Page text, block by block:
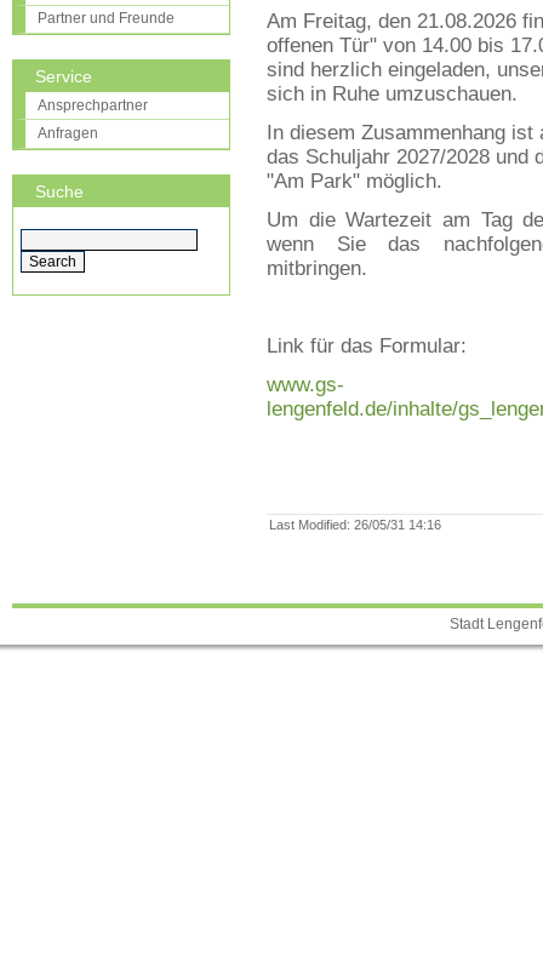
Partner und Freunde
Service
Ansprechpartner
Anfragen
Suche
Am Freitag, den 21.08.2026
offenen Tür" von 14.00 bis
sind herzlich eingeladen,
sich in Ruhe umzuschauen.
In diesem Zusammenhang
das Schuljahr 2027/2028 und
"Am Park" möglich.
Um die Wartezeit am Tag
wenn Sie das
mitbringen.
Link für das Formular:
www.gs-
lengenfeld.de/inhalte/
Last Modified:26/05/31 14:16
Stadt